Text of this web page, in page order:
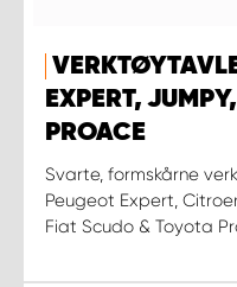
EXPERT,
PROACE
Svarte, formskårne
Peugeot Expert,
Fiat Scudo & Toyota